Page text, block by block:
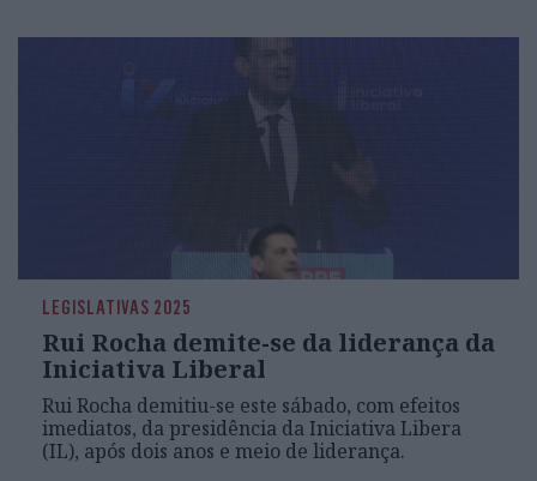
LEGISLATIVAS 2025
Rui Rocha demite-se da liderança da
Iniciativa Liberal
Rui Rocha demitiu-se este sábado, com efeitos
imediatos, da presidência da Iniciativa Libera
(IL), após dois anos e meio de liderança.